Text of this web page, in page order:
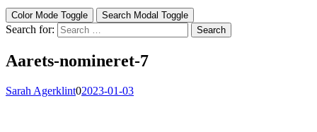
Color Mode Toggle Search Modal Toggle
Search for: Search
Aarets-nomineret-7
Sarah Agerklint02023-01-03